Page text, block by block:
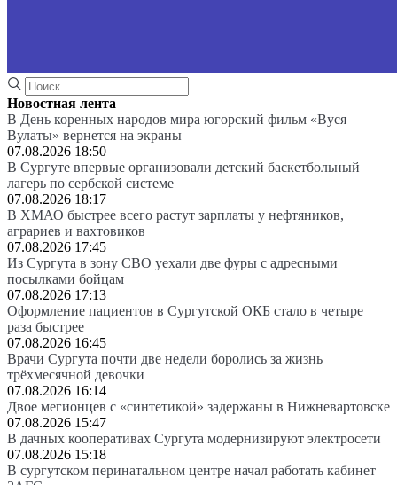
Новостная лента
В День коренных народов мира югорский фильм «Вуся
Вулаты» вернется на экраны
07.08.2026 18:50
В Сургуте впервые организовали детский баскетбольный
лагерь по сербской системе
07.08.2026 18:17
В ХМАО быстрее всего растут зарплаты у нефтяников,
аграриев и вахтовиков
07.08.2026 17:45
Из Сургута в зону СВО уехали две фуры с адресными
посылками бойцам
07.08.2026 17:13
Оформление пациентов в Сургутской ОКБ стало в четыре
раза быстрее
07.08.2026 16:45
Врачи Сургута почти две недели боролись за жизнь
трёхмесячной девочки
07.08.2026 16:14
Двое мегионцев с «синтетикой» задержаны в Нижневартовске
07.08.2026 15:47
В дачных кооперативах Сургута модернизируют электросети
07.08.2026 15:18
В сургутском перинатальном центре начал работать кабинет